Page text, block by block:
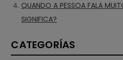
QUANDO A PESSOA FALA
SIGNIFICA?
CATEGORÍAS